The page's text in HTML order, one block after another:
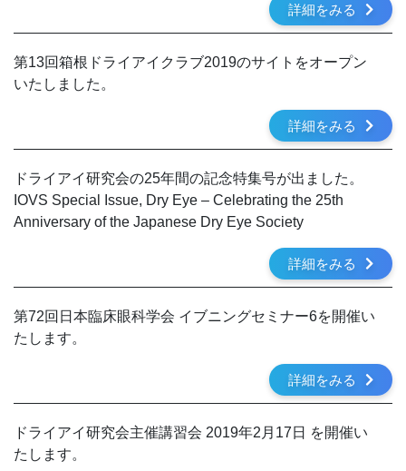
詳細をみる
第13回箱根ドライアイクラブ2019のサイトをオープン
いたしました。
詳細をみる
ドライアイ研究会の25年間の記念特集号が出ました。
IOVS Special Issue, Dry Eye – Celebrating the 25th
Anniversary of the Japanese Dry Eye Society
詳細をみる
第72回日本臨床眼科学会 イブニングセミナー6を開催い
たします。
詳細をみる
ドライアイ研究会主催講習会 2019年2月17日 を開催い
たします。